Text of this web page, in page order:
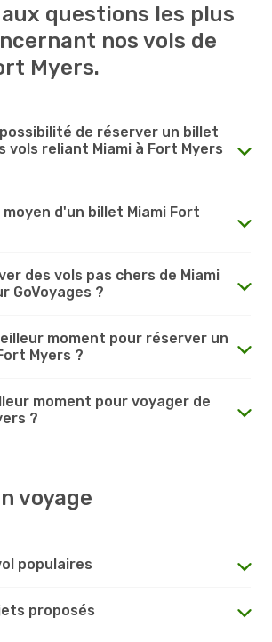
aux questions les plus
nos vols de
Myers.
de réserver un billet
vols reliant Miami à Fort Myers
d'un billet Miami Fort
des vols pas chers de Miami
GoVoyages ?
moment pour réserver un
Myers ?
moment pour voyager de
?
voyage
populaires
proposés